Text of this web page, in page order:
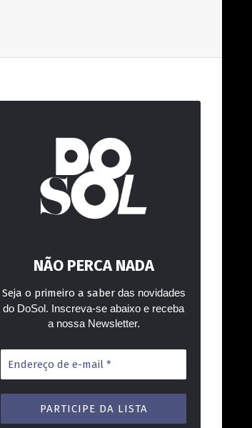
NÃO PERCA NADA
Seja o primeiro a saberdas novidades
do DoSol. Inscreva-se abaixo e receba
a nossa Newsletter.
Endereço
de
e-
mail